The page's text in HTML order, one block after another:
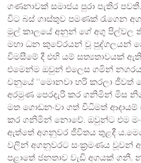
ගණනාවක් සමාජය පුරා පැතිර
විට බස් ගාස්තුව පමණක් රැගෙන
මුල් කාලයේ අනුන් ගේ අගු පිල්වල
මහා ධන කුවේරයන් වූ පුද්ගලයන්
විමසීමේ දී එහි යම් සත්‍යතාවයක්
එමෙන්ම ඔවුන් එලෙස ගමින්
වනුයේ ‘‘මොනවා හරි කරලා ජීවත්
අරමුණ පෙරදැරි කර ගනිමින් මිස
මත ගොඩනංවා ගත් විධිමත්
කර ගනිමින් නොවේ. ඔවුන්ට එම
ඇත්තේ අගනුවර ජීවිතය තුළදී
වලින් අගනුවරට සංක්‍රමණය වූවන්
පළාතේ ජනතාව වැඩි අගයක් ගනී.